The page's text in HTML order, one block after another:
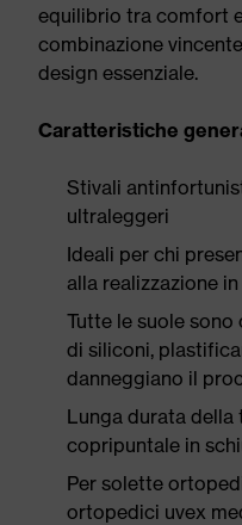
equilibrio tra comfort
combinazione
design essenziale.
Caratteristiche
Stivali
ultraleggeri
Ideali per chi
alla realizzazione
Tutte le suole
di siliconi,
danneggiano il
Lunga durata della
copripuntale in
Per solette
ortopedici uvex